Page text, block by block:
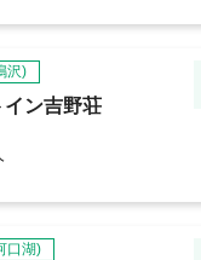
沢)
イン吉野荘
口湖)